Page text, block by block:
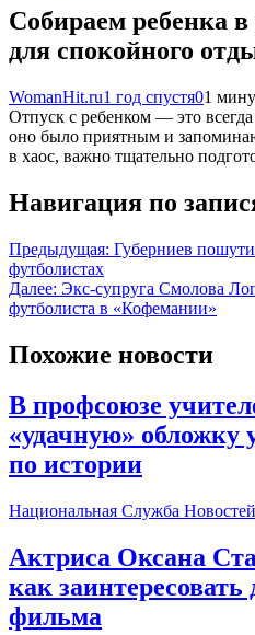
Собираем ребенка
для спокойного
WomanHit.ru1 год спустя01
Отпуск с ребенком — это
оно было приятным и
в хаос, важно тщательно
Навигация по
Предыдущая: Губерниев
футболистах
Далее: Экс-супруга Смолова
футболиста в «Кофемании»
Похожие новости
В профсоюзе
«удачную» обложку
по истории
Национальная Служба Новостей
Актриса Оксана
как
фильма